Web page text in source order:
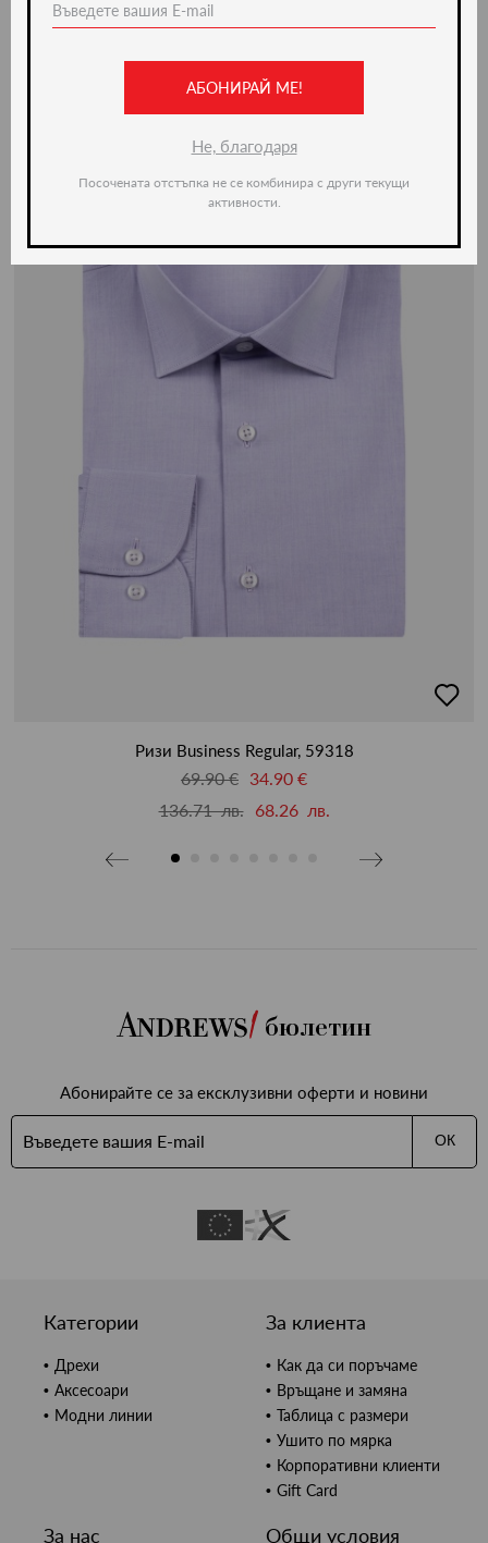
в
Ризи Business Regular, 59318
69.90 € 34.90 €
136.71 лв.
68.26 лв.
бюлетин
Абонирайте се за ексклузивни оферти и новини
ОК
Категории
Дрехи
Аксесоари
Модни линии
За клиента
Как да си поръчаме
Връщане и замяна
Таблица с размери
Ушито по мярка
Корпоративни клиенти
Gift Card
За нас Общи условия
АБОНИРАЙ МЕ!
Не, благодаря
Посочената отстъпка не се комбинира с други текущи
активности.